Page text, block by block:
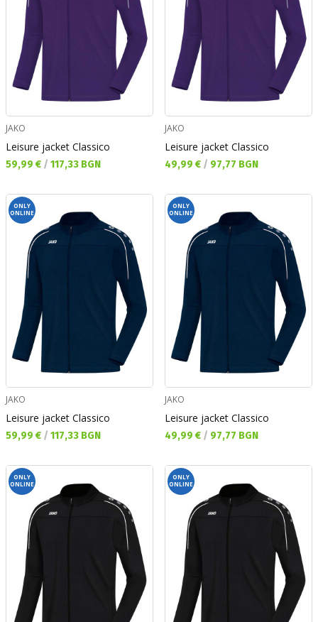
JAKO
Leisure jacket Classico
Текуща цена:
59,99 € / 117,33 BGN
JAKO
Leisure jacket Classico
Текуща цена:
49,99 € / 97,77 BGN
ONLY
ONLINE
JAKO
Leisure jacket Classico
Текуща цена:
59,99 € / 117,33 BGN
ONLY
ONLINE
JAKO
Leisure jacket Classico
Текуща цена:
49,99 € / 97,77 BGN
ONLY
ONLINE
ONLY
ONLINE